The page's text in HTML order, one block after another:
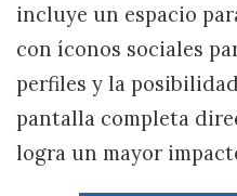
incluye un espacio
con íconos sociales
perfiles y la
pantalla completa
logra un mayor